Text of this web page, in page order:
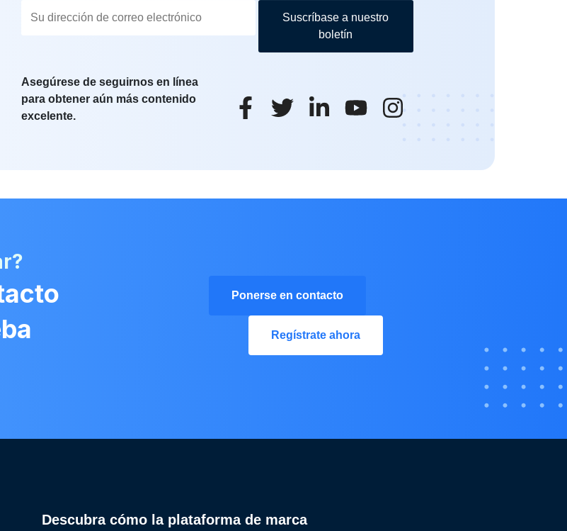
Suscríbase a nuestro
boletín
Asegúrese de seguirnos en línea
para obtener aún más contenido
excelente.
Ponerse en contacto
Regístrate ahora
Descubra cómo la plataforma de marca